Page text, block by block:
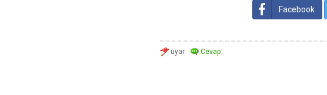
Facebook